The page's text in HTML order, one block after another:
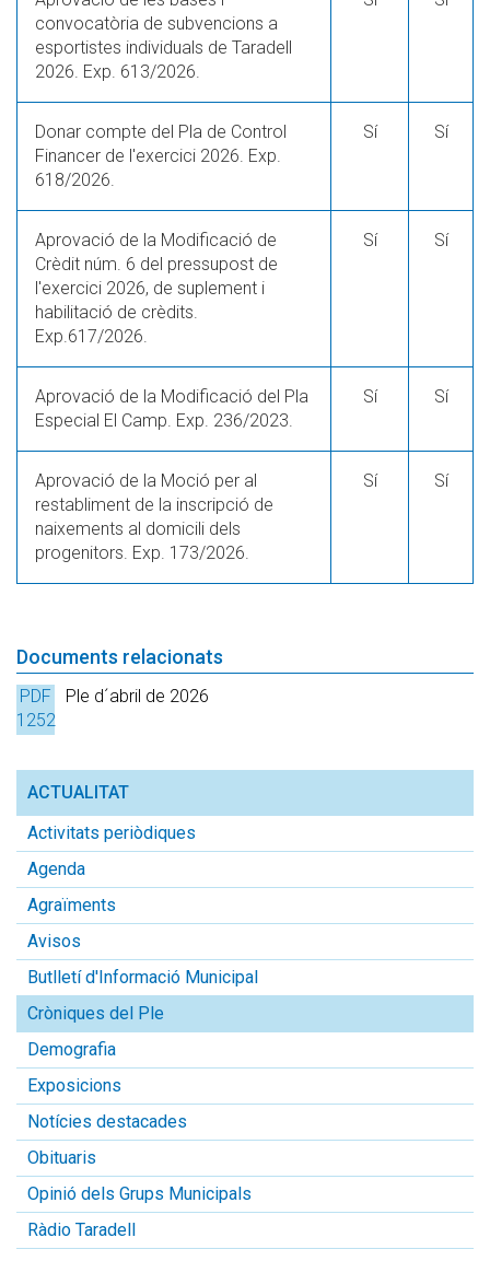
convocatòria de subvencions a
esportistes individuals de Taradell
2026. Exp. 613/2026.
Donar compte del Pla de Control
Financer de l'exercici 2026. Exp.
618/2026.
Sí Sí
Aprovació de la Modificació de
Crèdit núm. 6 del pressupost de
l'exercici 2026, de suplement i
habilitació de crèdits.
Exp.617/2026.
Sí Sí
Aprovació de la Modificació del Pla
Especial El Camp. Exp. 236/2023.
Sí Sí
Aprovació de la Moció per al
restabliment de la inscripció de
naixements al domicili dels
progenitors. Exp. 173/2026.
Sí Sí
Documents relacionats
PDF
1252
Ple d´abril de 2026
ACTUALITAT
Activitats periòdiques
Agenda
Agraïments
Avisos
Butlletí d'Informació Municipal
Cròniques del Ple
Demografia
Exposicions
Notícies destacades
Obituaris
Opinió dels Grups Municipals
Ràdio Taradell